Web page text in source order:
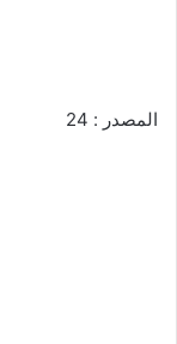
المصدر : 24